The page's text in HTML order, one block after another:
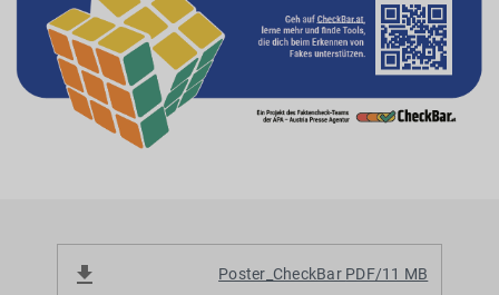
Poster_CheckBar PDF/11 MB